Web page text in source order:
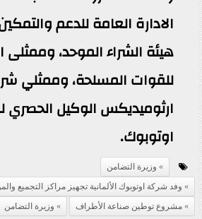
الادارة العامة للدعم
هيئة الشراء الموحد، وممثلى
للقوات المسلحة، وممثلي
ارثوميديكس الوكيل
اوتوبوك.
وزيرة التضامن
وفد شركة اوتوبوك الألمانية تجهيز مراكز التجميع
مشروع توطين صناعة الأطراف
وزيرة التضامن